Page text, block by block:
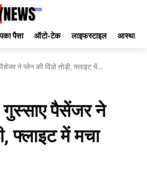
पैसा ऑटो-टेक लाइफस्टाइल आस्था
ने प्लेन की विंडो तोड़ी, फ्लाइट में...
पैसेंजर ने
फ्लाइट में मचा